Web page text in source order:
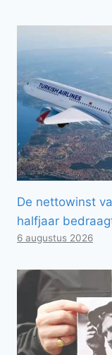
De nettowinst
halfjaar
6 augustus 2026